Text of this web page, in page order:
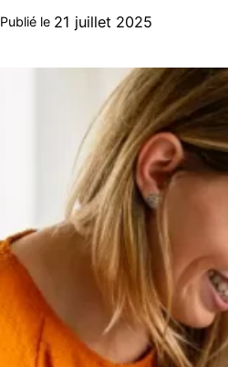
Publié le 21 juillet 2025